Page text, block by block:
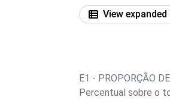
View
E1 - PROPORÇÃO
Percentual sobre o